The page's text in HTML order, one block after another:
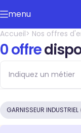
Accéder au
Afficher le
menu
le menu
Accueil Nos offres
0 offre
GARNISSEUR INDUSTRIEL